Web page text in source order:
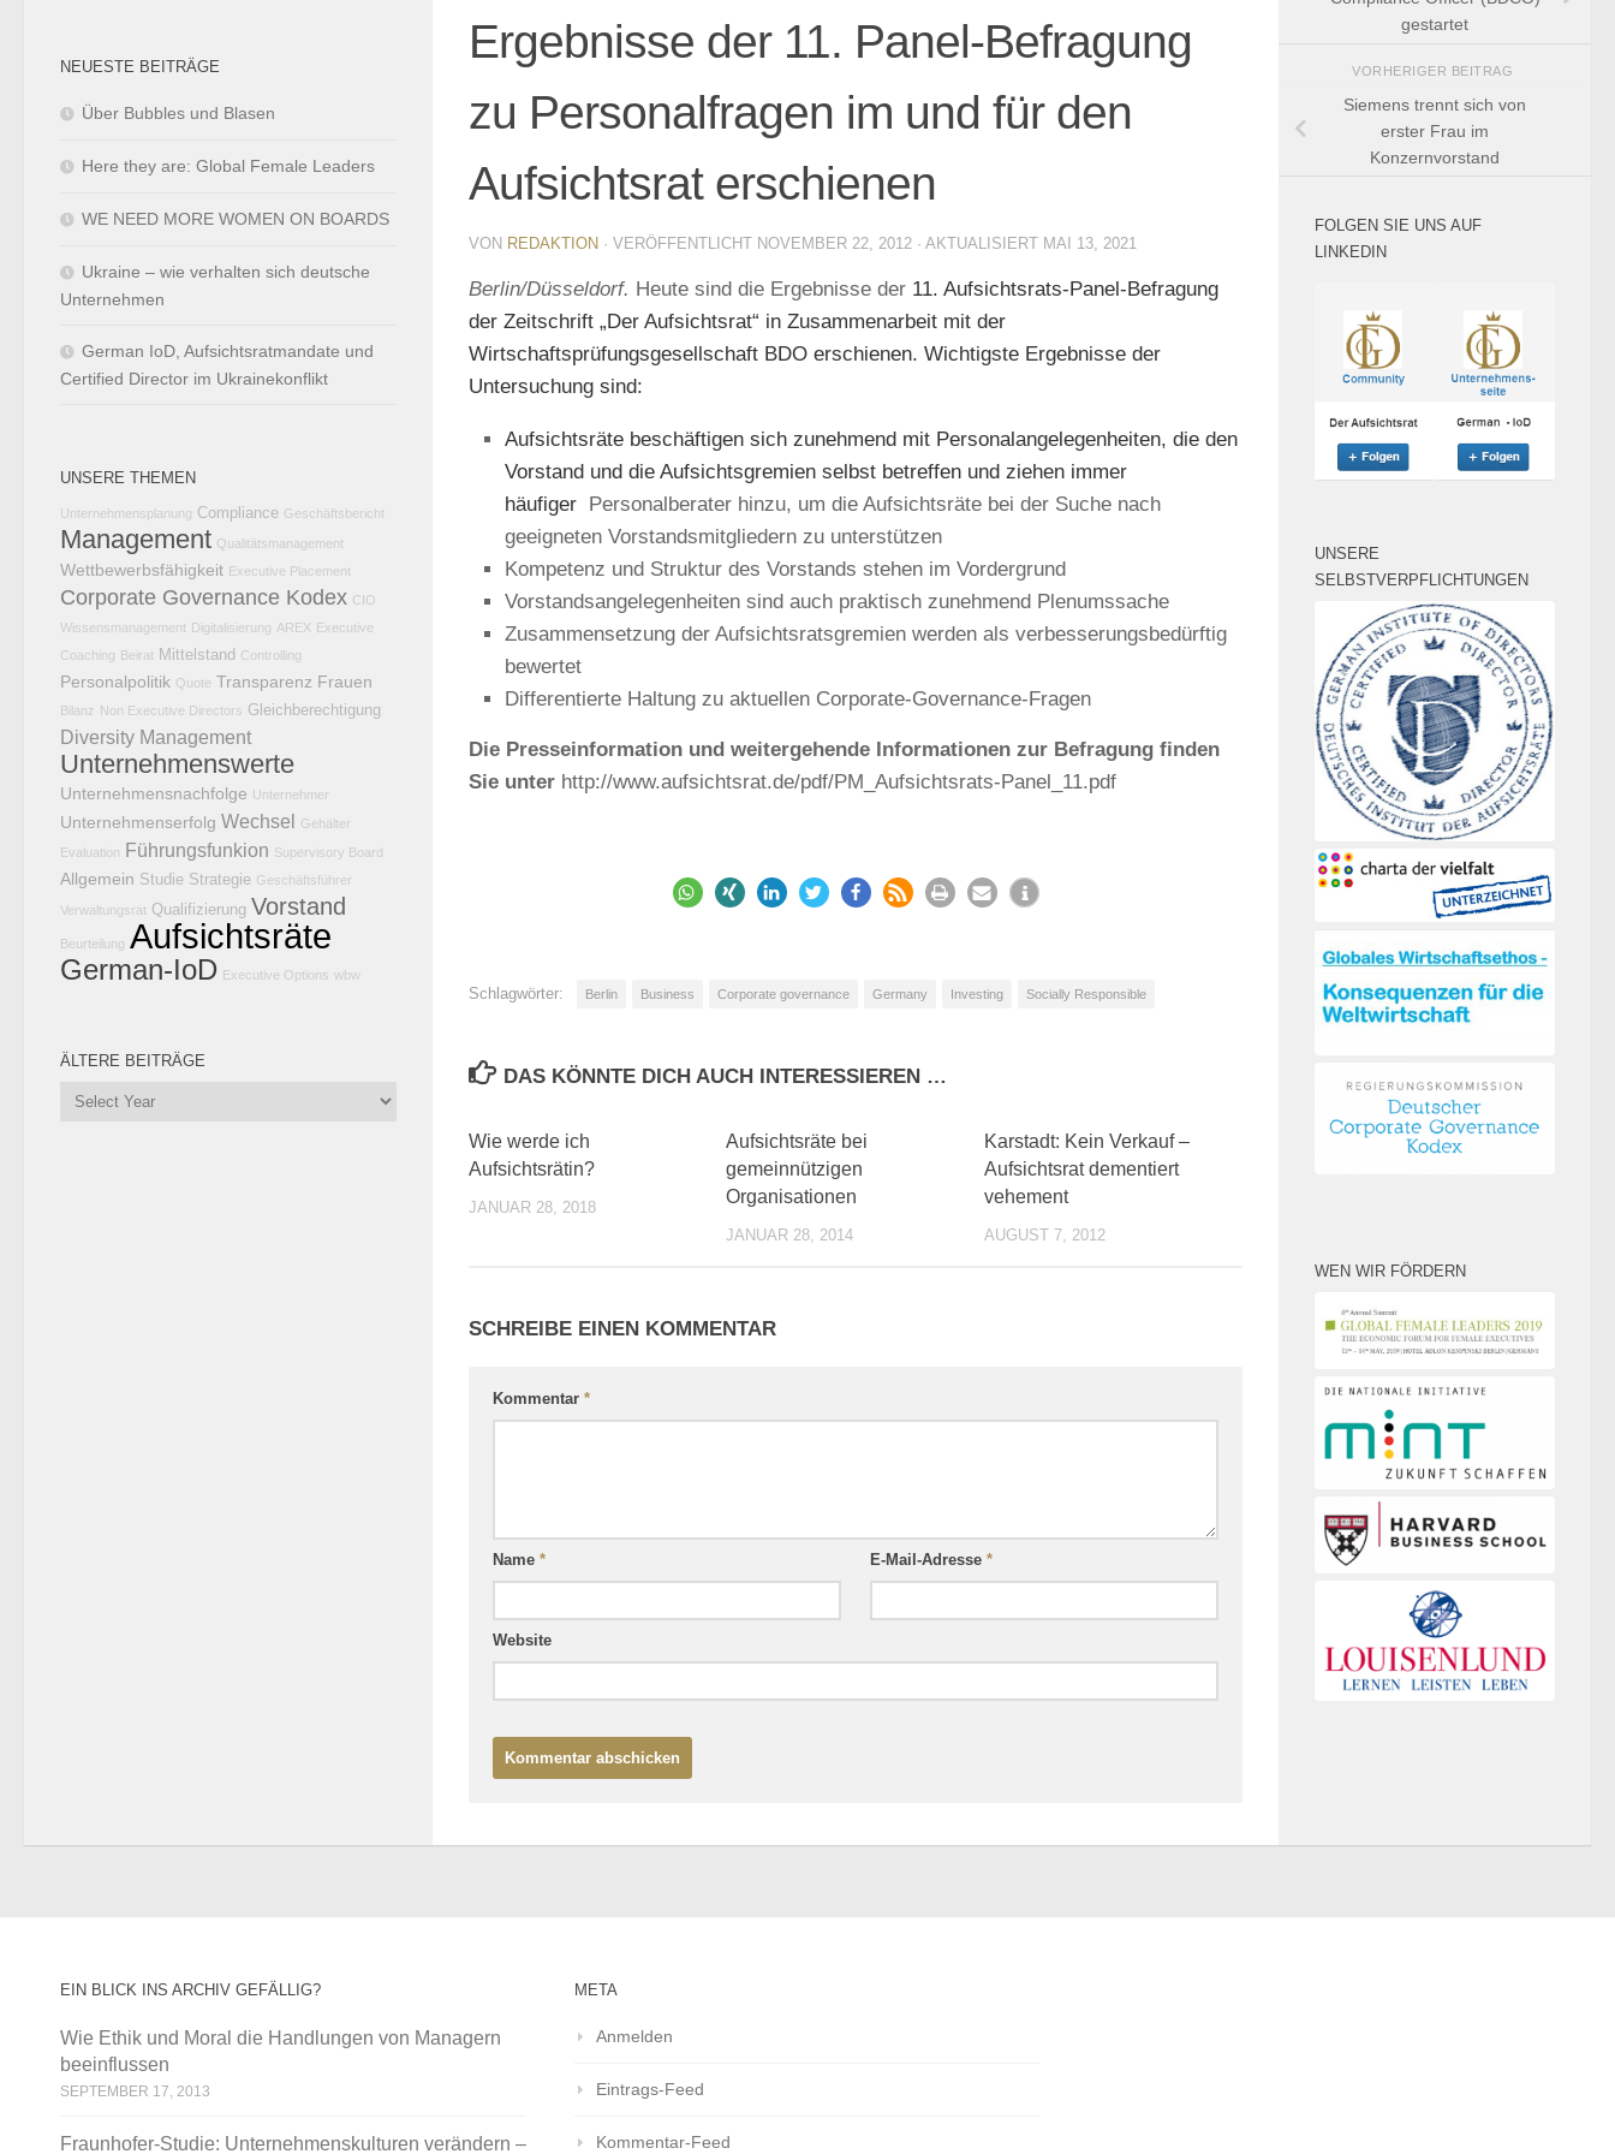
Ergebnisse der 11. Panel-Befragung
zu Personalfragen im und für den
Aufsichtsrat erschienen
VON REDAKTION · VERÖFFENTLICHT NOVEMBER 22, 2012 · AKTUALISIERT MAI 13, 2021
Berlin/Düsseldorf. Heute sind die Ergebnisse der 11. Aufsichtsrats-Panel-Befragung
der Zeitschrift „Der Aufsichtsrat“ in Zusammenarbeit mit der
Wirtschaftsprüfungsgesellschaft BDO erschienen. Wichtigste Ergebnisse der
Untersuchung sind:
Aufsichtsräte beschäftigen sich zunehmend mit Personalangelegenheiten, die den
Vorstand und die Aufsichtsgremien selbst betreffen und ziehen immer
häufiger Personalberater hinzu, um die Aufsichtsräte bei der Suche nach
geeigneten Vorstandsmitgliedern zu unterstützen
Kompetenz und Struktur des Vorstands stehen im Vordergrund
Vorstandsangelegenheiten sind auch praktisch zunehmend Plenumssache
Zusammensetzung der Aufsichtsratsgremien werden als verbesserungsbedürftig
bewertet
Differentierte Haltung zu aktuellen Corporate-Governance-Fragen
Die Presseinformation und weitergehende Informationen zur Befragung finden
Sie unter http://www.aufsichtsrat.de/pdf/PM_Aufsichtsrats-Panel_11.pdf
Schlagwörter: Berlin Business Corporate governance Germany Investing Socially Responsible
DAS KÖNNTE DICH AUCH INTERESSIEREN …
Wie werde ich
Aufsichtsrätin?
JANUAR 28, 2018
Aufsichtsräte bei
gemeinnützigen
Organisationen
JANUAR 28, 2014
Karstadt: Kein Verkauf –
Aufsichtsrat dementiert
vehement‎
AUGUST 7, 2012
SCHREIBE EINEN KOMMENTAR
Kommentar *
Name * E-Mail-Adresse*
Website
NEUESTE BEITRÄGE
Über Bubbles und Blasen
Here they are: Global Female Leaders
WE NEED MORE WOMEN ON BOARDS
Ukraine – wie verhalten sich deutsche
Unternehmen
German IoD, Aufsichtsratmandate und
Certified Director im Ukrainekonflikt
UNSERE THEMEN
Unternehmensplanung Compliance Geschäftsbericht
Management Qualitätsmanagement
Wettbewerbsfähigkeit Executive Placement
Corporate Governance Kodex CIO
Wissensmanagement Digitalisierung AREX Executive
Coaching Beirat Mittelstand Controlling
Personalpolitik Quote Transparenz Frauen
Bilanz Non Executive Directors Gleichberechtigung
Diversity Management
Unternehmenswerte
Unternehmensnachfolge Unternehmer
Unternehmenserfolg Wechsel Gehälter
Evaluation Führungsfunkion Supervisory Board
Allgemein Studie Strategie Geschäftsführer
Verwaltungsrat Qualifizierung Vorstand
Beurteilung Aufsichtsräte
German-IoD Executive Options wbw
ÄLTERE BEITRÄGE
gestartet
VORHERIGER BEITRAG
Siemens trennt sich von
erster Frau im
Konzernvorstand
FOLGEN SIE UNS AUF
LINKEDIN
UNSERE
SELBSTVERPFLICHTUNGEN
WEN WIR FÖRDERN
EIN BLICK INS ARCHIV GEFÄLLIG?
Wie Ethik und Moral die Handlungen von Managern
beeinflussen
SEPTEMBER 17, 2013
Fraunhofer-Studie: Unternehmenskulturen verändern –
META
Anmelden
Eintrags-Feed
Kommentar-Feed